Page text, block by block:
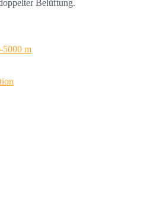
Belüftung.
5000 m